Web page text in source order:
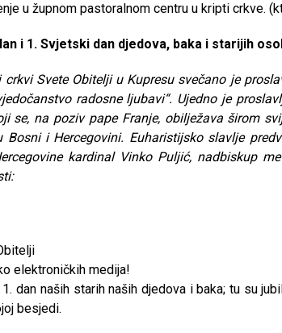
u župnom pastoralnom centru u kripti crkve.
i 1. Svjetski dan djedova, baka i starijih
Svete Obitelji u Kupresu svečano je
radosne ljubavi“. Ujedno je
se, na poziv pape Franje, obilježava širom
i Hercegovini. Euharistijsko slavlje
kardinal Vinko Puljić, nadbiskup
elektroničkih medija!
dan naših starih naših djedova i baka; tu su
besjedi.